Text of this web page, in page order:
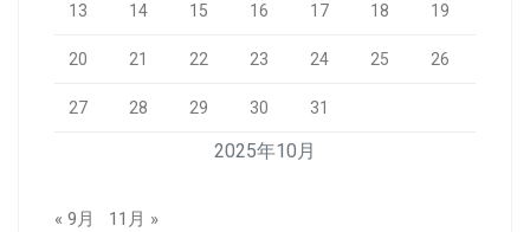
2025年10月
13 14 15 16 17 18 19
20 21 22 23 24 25 26
27 28 29 30 31
« 9月 11月 »